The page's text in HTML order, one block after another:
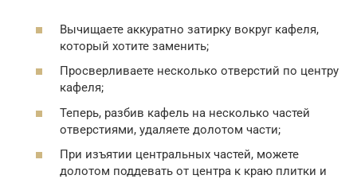
Вычищаете аккуратно затирку вокруг кафеля,
который хотите заменить;
Просверливаете несколько отверстий по центру
кафеля;
Теперь, разбив кафель на несколько частей
отверстиями, удаляете долотом части;
При изъятии центральных частей, можете
долотом поддевать от центра к краю плитки и